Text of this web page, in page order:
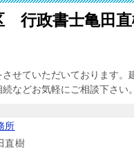
行政書士亀田
せていただいております。
などお気軽にご相談下さい。
所
樹